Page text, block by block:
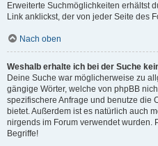
Erweiterte Suchmöglichkeiten erhältst
Link anklickst, der von jeder Seite des
Nach oben
Weshalb erhalte ich bei der Suche
Deine Suche war möglicherweise zu
gängige Wörter, welche von phpBB
spezifischere Anfrage und benutze die
bietet. Außerdem ist es natürlich auch
nirgends im Forum verwendet wurden.
Begriffe!